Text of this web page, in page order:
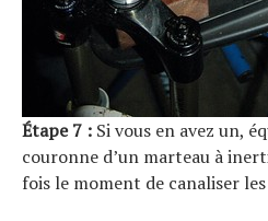
Étape 7 : Si vous en avez un,
couronne d’un marteau à
fois le moment de canaliser